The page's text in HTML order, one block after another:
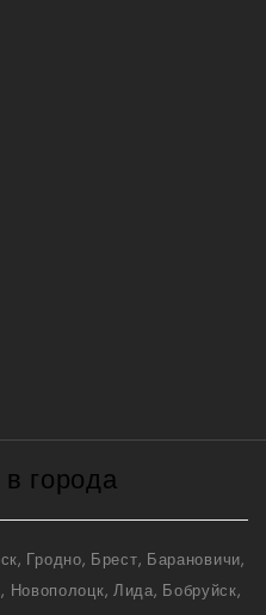
города
Гродно, Брест, Барановичи,
Лида, Бобруйск,